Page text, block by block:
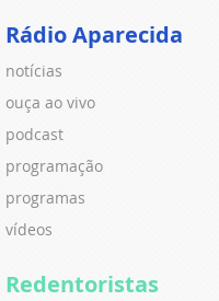
Rádio Aparecida
notícias
ouça ao vivo
podcast
programação
programas
vídeos
Redentoristas